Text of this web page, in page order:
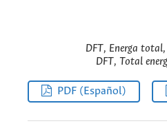
DFT, Energa
DFT, Total
PDF (Español)